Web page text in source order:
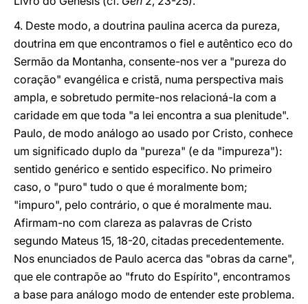
4. Deste modo, a doutrina paulina acerca da pureza,
doutrina em que encontramos o fiel e autêntico eco do
Sermão da Montanha, consente-nos ver a "pureza do
coração" evangélica e cristã, numa perspectiva mais
ampla, e sobretudo permite-nos relacioná-la com a
caridade em que toda "a lei encontra a sua plenitude".
Paulo, de modo análogo ao usado por Cristo, conhece
um significado duplo da "pureza" (e da "impureza"):
sentido genérico e sentido especifico. No primeiro
caso, o "puro" tudo o que é moralmente bom;
"impuro", pelo contrário, o que é moralmente mau.
Afirmam-no com clareza as palavras de Cristo
segundo Mateus 15, 18-20, citadas precedentemente.
Nos enunciados de Paulo acerca das "obras da carne",
que ele contrapõe ao "fruto do Espírito", encontramos
a base para análogo modo de entender este problema.